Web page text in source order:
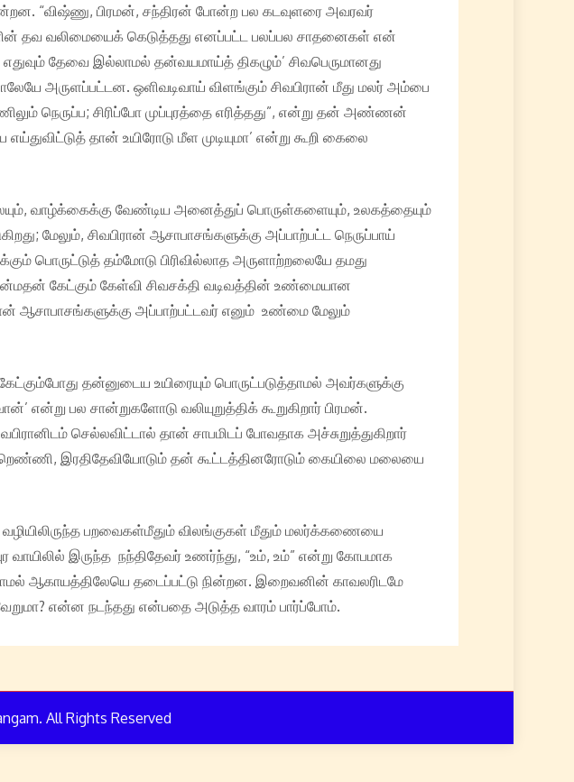
“விஷ்ணு, பிரமன், சந்திரன் போன்ற பல கடவுளரை அவரவர்
தவ வலிமையைக் கெடுத்தது எனப்பட்ட பலப்பல சாதனைகள் என்
தேவை இல்லாமல் தன்வயமாய்த் திகழும்’ சிவபெருமானது
அருளப்பட்டன. ஒளிவடிவாய் விளங்கும் சிவபிரான் மீது மலர் அம்பை
நெருப்ப; சிரிப்போ முப்புரத்தை எரித்தது”, என்று தன் அண்ணன்
தான் உயிரோடு மீள முடியுமா’ என்று கூறி கைலை
வாழ்க்கைக்கு வேண்டிய அனைத்துப் பொருள்களையும், உலகத்தையும்
மேலும், சிவபிரான் ஆசாபாசங்களுக்கு அப்பாற்பட்ட நெருப்பாய்
பொருட்டுத் தம்மோடு பிரிவில்லாத அருளாற்றலையே தமது
கேட்கும் கேள்வி சிவசக்தி வடிவத்தின் உண்மையான
அப்பாற்பட்டவர் எனும் உண்மை மேலும்
தன்னுடைய உயிரையும் பொருட்படுத்தாமல் அவர்களுக்கு
பல சான்றுகளோடு வலியுறுத்திக் கூறுகிறார் பிரமன்.
செல்லவிட்டால் தான் சாபமிடப் போவதாக அச்சுறுத்துகிறார்
இரதிதேவியோடும் தன் கூட்டத்தினரோடும் கையிலை மலையை
பறவைகள்மீதும் விலங்குகள் மீதும் மலர்க்கணையை
இருந்த நந்திதேவர் உணர்ந்து, “உம், உம்” என்று கோபமாக
ஆகாயத்திலேயெ தடைப்பட்டு நின்றன. இறைவனின் காவலரிடமே
என்ன நடந்தது என்பதை அடுத்த வாரம் பார்ப்போம்.
All Rights Reserved